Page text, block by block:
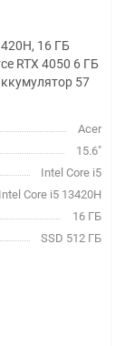
16 ГБ
RTX 4050 6 ГБ
57
Acer
15.6"
Intel Core i5
Intel Core i5 13420H
16 ГБ
SSD 512 ГБ